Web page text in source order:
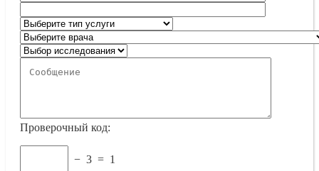
Проверочный код:
− 3 = 1